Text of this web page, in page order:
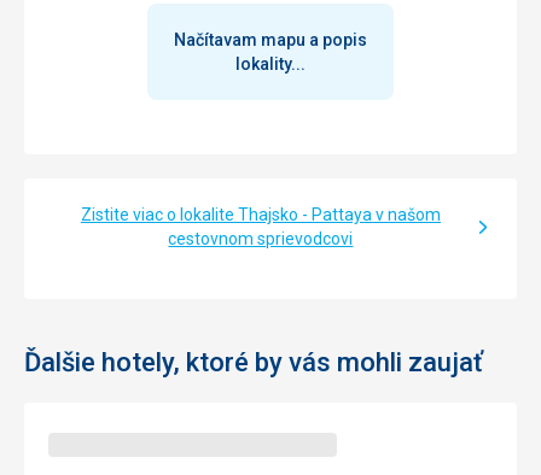
Načítavam mapu a popis
lokality...
Zistite viac o lokalite Thajsko - Pattaya v našom
cestovnom sprievodcovi
Ďalšie hotely, ktoré by vás mohli zaujať